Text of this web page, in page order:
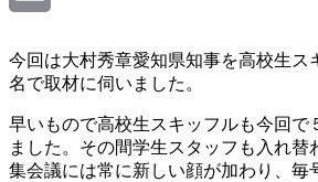
今回は大村秀章愛知県知事を高校生ス
名で取材に伺いました。
早いもので高校生スキッフルも今回で
ました。その間学生スタッフも入れ替
集会議には常に新しい顔が加わり、毎